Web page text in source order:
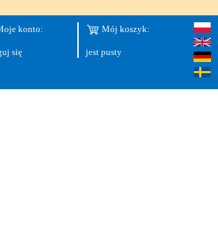
konto:
się
Mój koszyk:
jest pusty